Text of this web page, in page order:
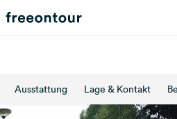
Ausstattung Lage & Kontakt